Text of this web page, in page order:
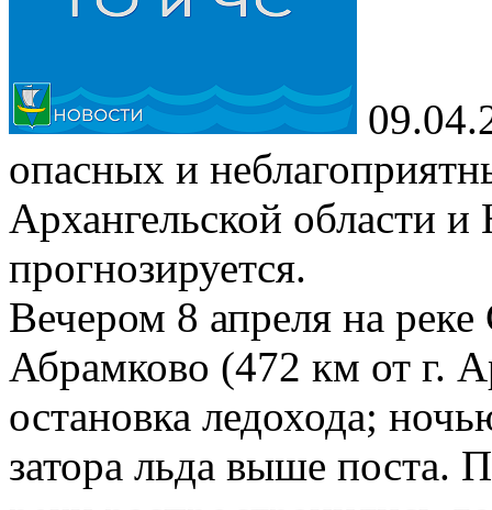
опасных и
Архангельской области
прогнозируется.
Вечером 8 апреля на
Абрамково (472 км от г.
остановка ледохода;
затора льда выше поста.